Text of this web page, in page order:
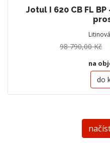
Jotul I 620 CB FL
98 790,00 Kč
na
do